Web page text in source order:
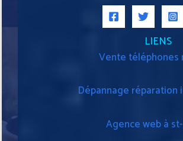
LIENS
Vente téléphones
Dépannage
Agence web à